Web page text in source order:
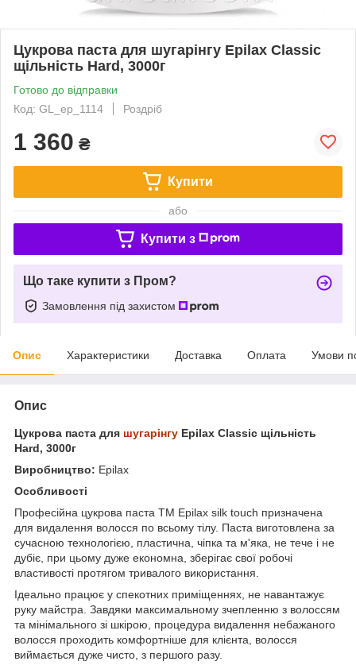
Цукрова паста для шугарінгу Epilax Classic
щільність Hard, 3000г
Готово до відправки
Код: GL_ep_1114
Роздріб
1 360 ₴
Купити
або
Купити з
Що таке купити з Пром?
Замовлення під захистом
Опис Характеристики Доставка Оплата Умови
Опис
Цукрова паста для шугарінгу Epilax Classic щільність
Hard, 3000г
Виробництво: Epilax
Особливості
Професійна цукрова паста ТМ Epilax silk touch призначена
для видалення волосся по всьому тілу. Паста виготовлена за
сучасною технологією, пластична, чіпка та м'яка, не тече і не
дубіє, при цьому дуже економна, зберігає свої робочі
властивості протягом тривалого використання.
Ідеально працює у спекотних приміщеннях, не навантажує
руку майстра. Завдяки максимальному зчепленню з волоссям
та мінімального зі шкірою, процедура видалення небажаного
волосся проходить комфортніше для клієнта, волосся
виймається дуже чисто, з першого разу.